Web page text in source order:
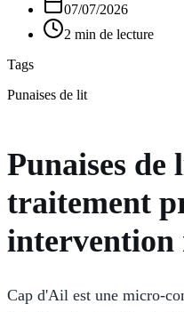
07/07/2026
2 min de lecture
Tags
Punaises de lit
Punaises
traitement
intervention
Cap d'Ail est une micro-